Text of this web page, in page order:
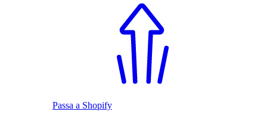
Passa a Shopify